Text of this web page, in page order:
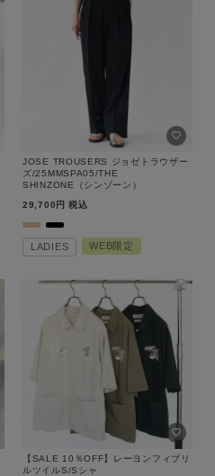
JOSE TROUSERS ジョゼトラウザー
ズ/25MMSPA05/THE
SHINZONE（シンゾーン）
29,700
税込
LADIES WEB限定
【SALE 10％OFF】レーヨンフィブリ
ルツイルS/Sシャ